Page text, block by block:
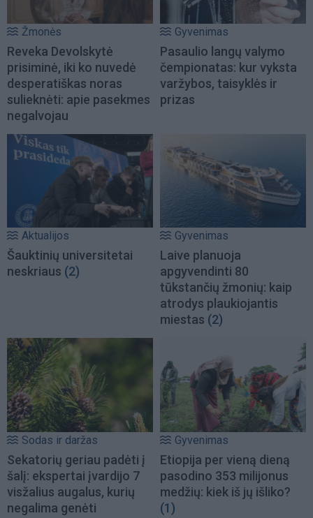
Žmonės
Reveka Devolskytė
prisiminė, iki ko nuvedė
desperatiškas noras
sulieknėti: apie pasekmes
negalvojau
Gyvenimas
Pasaulio langų valymo
čempionatas: kur vyksta
varžybos, taisyklės ir
prizas
Aktualijos
Šauktinių universitetai
neskriaus (2)
Gyvenimas
Laive planuoja
apgyvendinti 80
tūkstančių žmonių: kaip
atrodys plaukiojantis
miestas (2)
Sodas ir daržas
Sekatorių geriau padėti į
šalį: ekspertai įvardijo 7
visžalius augalus, kurių
negalima genėti
Gyvenimas
Etiopija per vieną dieną
pasodino 353 milijonus
medžių: kiek iš jų išliko?
(1)